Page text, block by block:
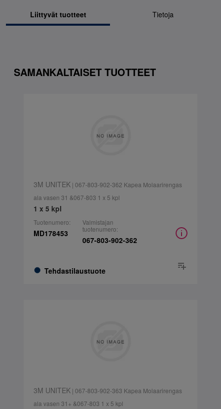
Liittyvät tuotteet Tietoja
SAMANKALTAISET TUOTTEET
3M UNITEK| 067-803-902-362 Kapea Molaarirengas
ala vasen 31 &067-803 1 x 5 kpl
1 x 5 kpl
Tuotenumero:
MD178453
Tehdastilaustuote
Valmistajan
tuotenumero:
067-803-902-362
3M UNITEK| 067-803-902-363 Kapea Molaarirengas
ala vasen 31+ &067-803 1 x 5 kpl